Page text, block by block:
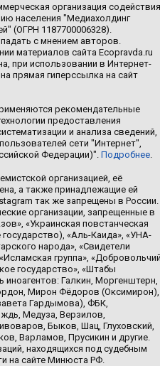
организация содействия
населения "Медиахолдинг
(ОГРН 1187700006328).
с мнением авторов.
материалов сайта Ecopravda.ru
при использовании в Интернет-
прямая гиперссылка на сайт
рекомендательные
предоставления
и анализа сведений,
сети "Интернет",
Федерации)". Подробнее
организацией, её
а также принадлежащие ей
так же запрещены в России.
организации, запрещенные в
«Украинская повстанческая
«Аль-Каида», «УНА-
народа», «Свидетели
группа»,
государство», «Штабы
иноагентов: Галкин, Моргенштерн,
Мирон Фёдоров (Оксимирон),
Гардымова), ФБК,
Медуза, Верзилов,
Быков, Шац, Глуховский,
Варламов, Прусикин и другие.
находящихся под судебным
на сайте Минюста РФ.